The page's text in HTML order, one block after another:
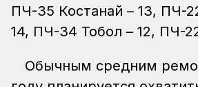
ПЧ-35 Костанай – 13, ПЧ-
14, ПЧ-34 Тобол – 12, ПЧ-
Обычным средним